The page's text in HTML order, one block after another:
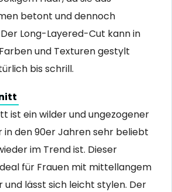
betont und dennoch
Long-Layered-Cut kann in
und Texturen gestylt
bis schrill.
ist ein wilder und ungezogener
in den 90er Jahren sehr beliebt
im Trend ist. Dieser
für Frauen mit mittellangem
und lässt sich leicht stylen. Der